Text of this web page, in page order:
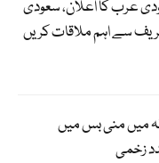
عرب کا اعلان، سعودی
سے اہم ملاقات کریں
میں منی بس میں